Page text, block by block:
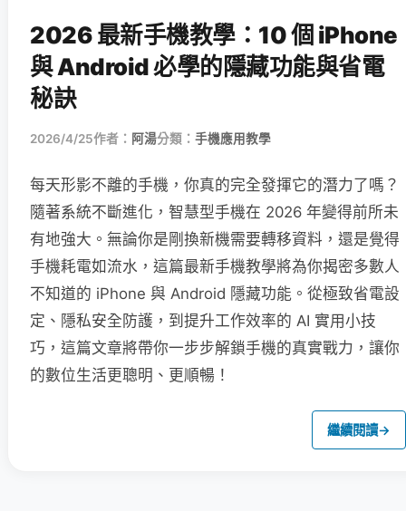
2026 最新手機教學：10 個 iPhone
與 Android 必學的隱藏功能與省電
秘訣
2026/4/25作者： 阿湯分類： 手機應用教學
每天形影不離的手機，你真的完全發揮它的潛力了嗎？
隨著系統不斷進化，智慧型手機在 2026 年變得前所未
有地強大。無論你是剛換新機需要轉移資料，還是覺得
手機耗電如流水，這篇最新手機教學將為你揭密多數人
不知道的 iPhone 與 Android 隱藏功能。從極致省電設
定、隱私安全防護，到提升工作效率的 AI 實用小技
巧，這篇文章將帶你一步步解鎖手機的真實戰力，讓你
的數位生活更聰明、更順暢！
繼續閱讀→